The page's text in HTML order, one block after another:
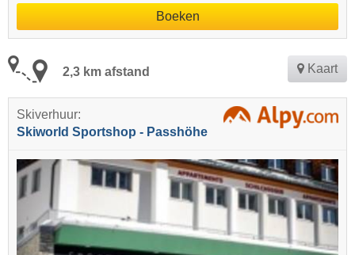
Boeken
2,3 km afstand Kaart
Skiverhuur:
Skiworld Sportshop - Passhöhe